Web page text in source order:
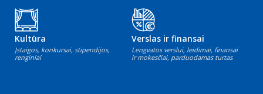
Kultūra
Įstaigos, konkursai, stipendijos,
renginiai
Verslas ir finansai
Lengvatos verslui, leidimai, finansai
ir mokesčiai, parduodamas turtas